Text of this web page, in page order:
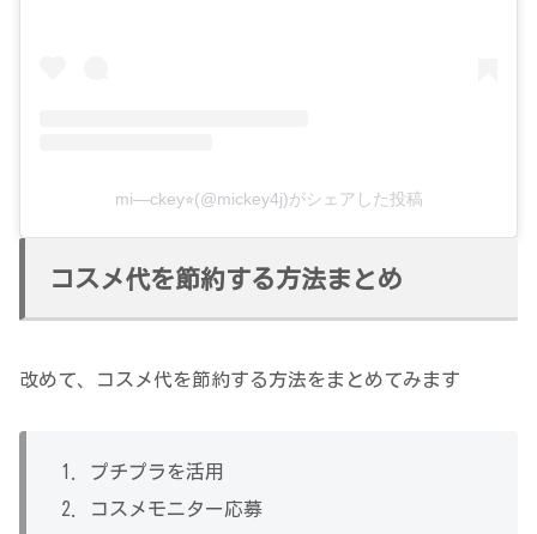
mi—ckey⭐︎(@mickey4j)がシェアした投稿
コスメ代を節約する方法まとめ
改めて、コスメ代を節約する方法をまとめてみます
プチプラを活用
コスメモニター応募